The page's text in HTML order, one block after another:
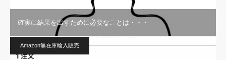
確実に結果を出すために必要なことは・・・
Amazon無在庫輸入販売